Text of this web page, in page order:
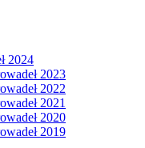
2024
2023
2022
2021
2020
2019